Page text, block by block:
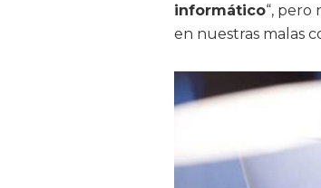
informático“, pero
en nuestras malas